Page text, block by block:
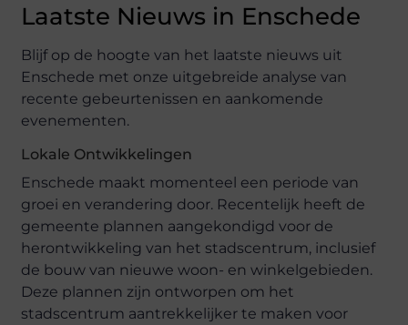
Laatste Nieuws in Enschede
Blijf op de hoogte van het laatste nieuws uit
Enschede met onze uitgebreide analyse van
recente gebeurtenissen en aankomende
evenementen.
Lokale Ontwikkelingen
Enschede maakt momenteel een periode van
groei en verandering door. Recentelijk heeft de
gemeente plannen aangekondigd voor de
herontwikkeling van het stadscentrum, inclusief
de bouw van nieuwe woon- en winkelgebieden.
Deze plannen zijn ontworpen om het
stadscentrum aantrekkelijker te maken voor